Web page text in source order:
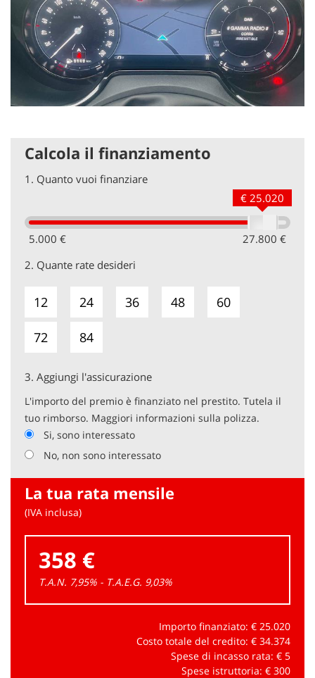
Calcola il finanziamento
1. Quanto vuoi finanziare
5.000 € 27.800 €
€ 25.020
2. Quante rate desideri
12 24 36 48 60
72 84
3. Aggiungi l'assicurazione
L'importo del premio è finanziato nel prestito. Tutela il
tuo rimborso. Maggiori informazioni sulla polizza.
Si, sono interessato
No, non sono interessato
La tua rata mensile
(IVA inclusa)
358 €
T.A.N. 7,95% - T.A.E.G. 9,03%
Importo finanziato: € 25.020
Costo totale del credito: € 34.374
Spese di incasso rata: € 5
Spese istruttoria: € 300